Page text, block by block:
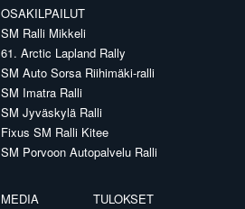
OSAKILPAILUT
SM Ralli Mikkeli
61. Arctic Lapland Rally
SM Auto Sorsa Riihimäki-ralli
SM Imatra Ralli
SM Jyväskylä Ralli
Fixus SM Ralli Kitee
SM Porvoon Autopalvelu Ralli
MEDIA
TULOKSET